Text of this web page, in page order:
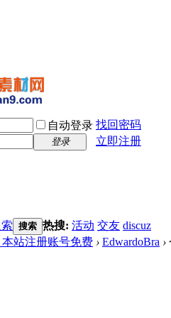
自动登录 找回密码
登录
立即注册
搜索 热搜: 活动 交友 discuz
站注册账号免费 › EdwardoBra ›